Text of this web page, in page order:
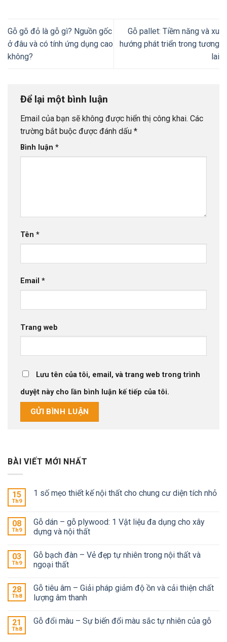
Gỗ gõ đỏ là gỗ gì? Nguồn gốc
ở đâu và có tính ứng dụng cao
không?
Gỗ pallet: Tiềm năng và xu
hướng phát triển trong tương
lai
Để lại một bình luận
Email của bạn sẽ không được hiển thị công khai. Các
trường bắt buộc được đánh dấu *
Bình luận *
Tên *
Email *
Trang web
Lưu tên của tôi, email, và trang web trong trình
duyệt này cho lần bình luận kế tiếp của tôi.
BÀI VIẾT MỚI NHẤT
15
Th9
1 số mẹo thiết kế nội thất cho chung cư diện tích nhỏ
08
Th9
Gỗ dán – gỗ plywood: 1 Vật liệu đa dụng cho xây
dựng và nội thất
03
Th9
Gỗ bạch đàn – Vẻ đẹp tự nhiên trong nội thất và
ngoại thất
28
Th8
Gỗ tiêu âm – Giải pháp giảm độ ồn và cải thiện chất
lượng âm thanh
21
Th8
Gỗ đổi màu – Sự biến đổi màu sắc tự nhiên của gỗ